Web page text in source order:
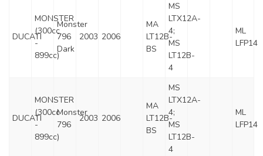
DUCATI
MONSTER
(300cc
-
899cc)
Monster
796
Dark
2003 2006
MA
LT12B-
BS
MS
LTX12A-
4;
MS
LT12B-
4
ML
LFP14
DUCATI
MONSTER
(300cc
-
899cc)
Monster
796
2003 2006
MA
LT12B-
BS
MS
LTX12A-
4;
MS
LT12B-
4
ML
LFP14